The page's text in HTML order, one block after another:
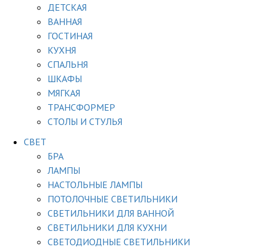
ДЕТСКАЯ
ВАННАЯ
ГОСТИНАЯ
КУХНЯ
СПАЛЬНЯ
ШКАФЫ
МЯГКАЯ
ТРАНСФОРМЕР
СТОЛЫ И СТУЛЬЯ
СВЕТ
БРА
ЛАМПЫ
НАСТОЛЬНЫЕ ЛАМПЫ
ПОТОЛОЧНЫЕ СВЕТИЛЬНИКИ
СВЕТИЛЬНИКИ ДЛЯ ВАННОЙ
СВЕТИЛЬНИКИ ДЛЯ КУХНИ
СВЕТОДИОДНЫЕ СВЕТИЛЬНИКИ